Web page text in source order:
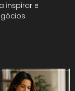
inspirar e